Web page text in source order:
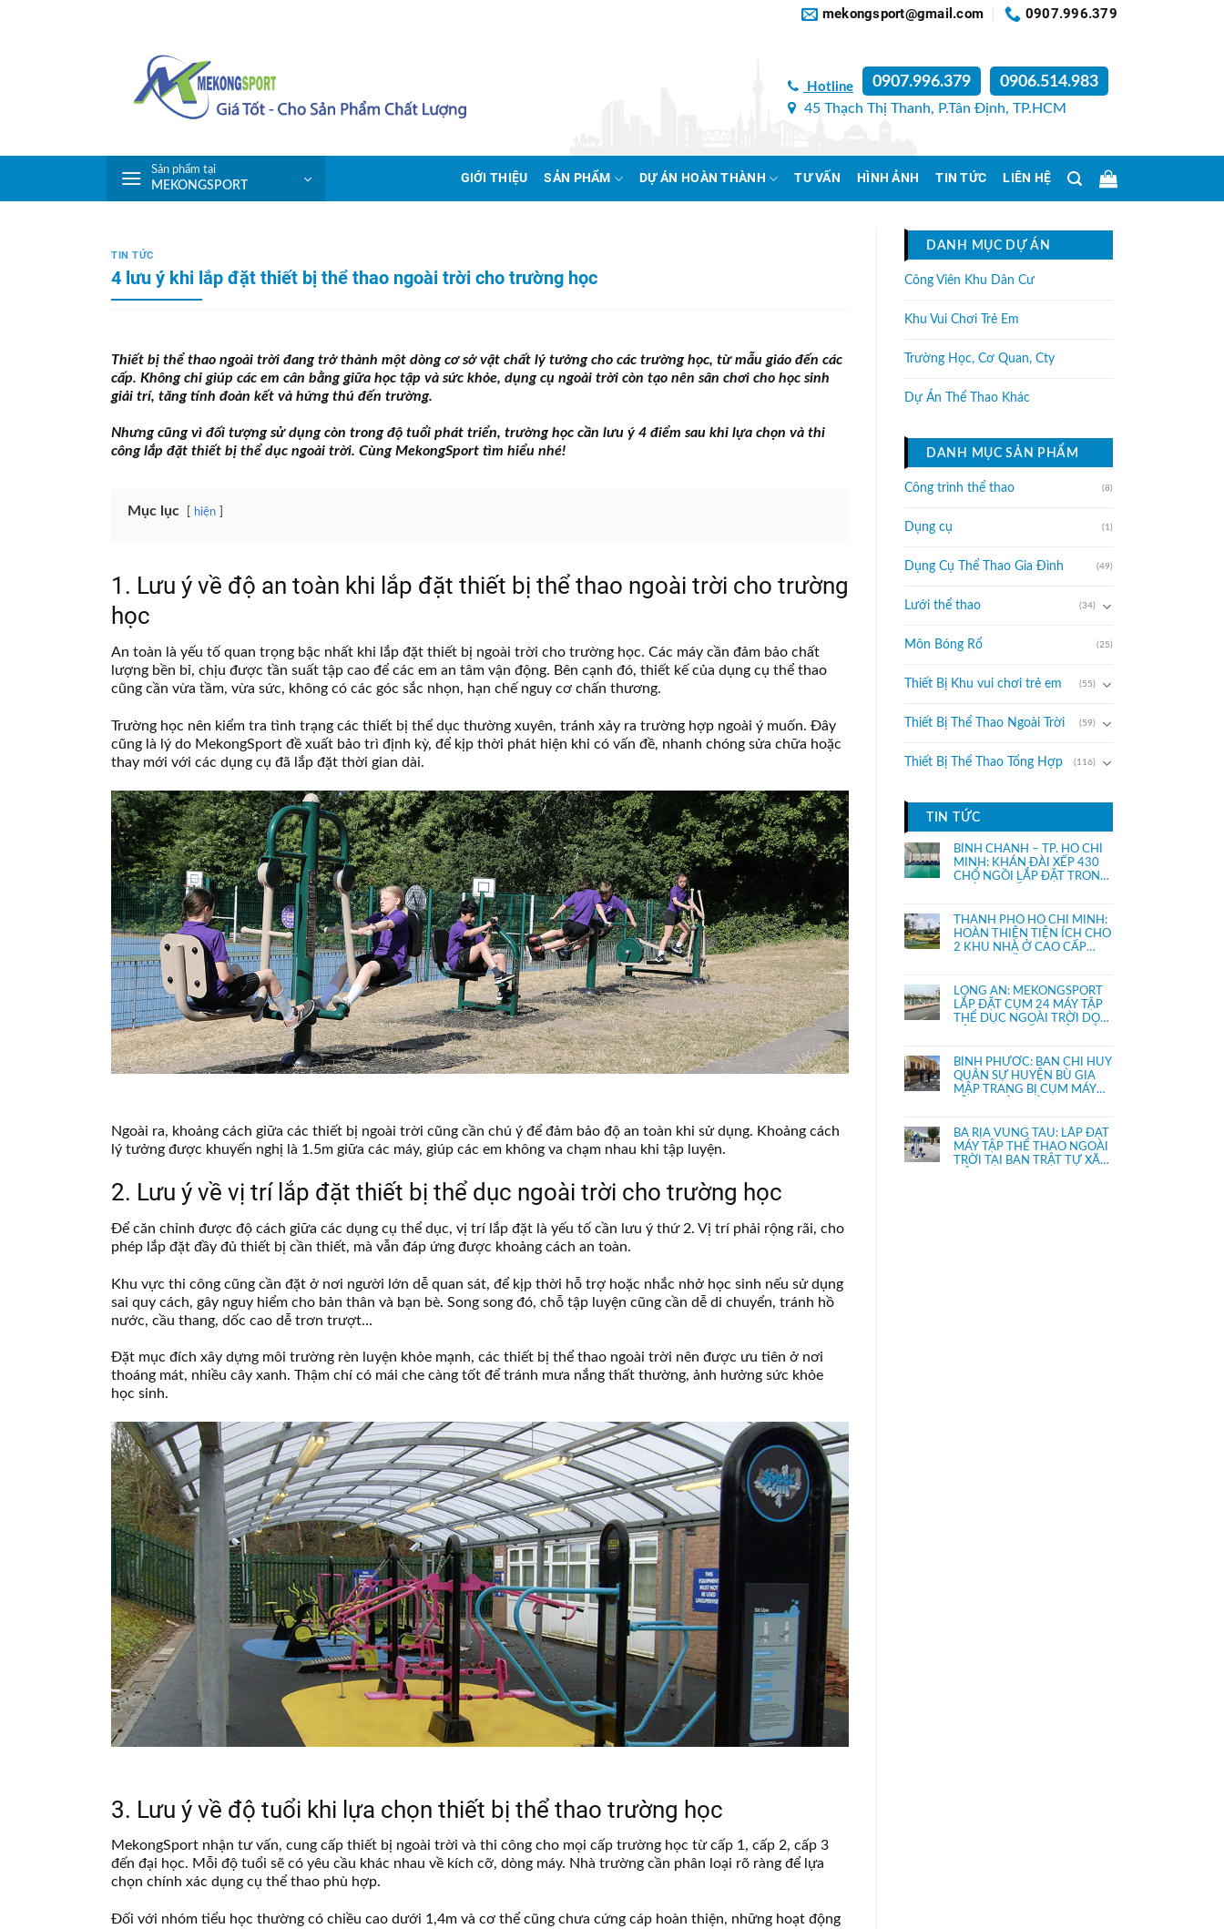
mekongsport@gmail.com 0907.996.379
Hotline 0907.996.379 0906.514.983
45 Thạch Thị Thanh, P.Tân Định, TP.HCM
Sản phẩm tại
MEKONGSPORT GIỚI THIỆU SẢN PHẨM DỰ ÁN HOÀN THÀNH TƯ VẤN HÌNH ẢNH TIN TỨC LIÊN HỆ
TIN TỨC
4 lưu ý khi lắp đặt thiết bị thể thao ngoài trời cho trường học
Thiết bị thể thao ngoài trời đang trở thành một dòng cơ sở vật chất lý tưởng cho các trường học, từ mẫu giáo đến các
cấp. Không chỉ giúp các em cân bằng giữa học tập và sức khỏe, dụng cụ ngoài trời còn tạo nên sân chơi cho học sinh
giải trí, tăng tính đoàn kết và hứng thú đến trường.
Nhưng cũng vì đối tượng sử dụng còn trong độ tuổi phát triển, trường học cần lưu ý 4 điểm sau khi lựa chọn và thi
công lắp đặt thiết bị thể dục ngoài trời. Cùng MekongSport tìm hiểu nhé!
Mục lục hiện
1. Lưu ý về độ an toàn khi lắp đặt thiết bị thể thao ngoài trời cho trường
học
An toàn là yếu tố quan trọng bậc nhất khi lắp đặt thiết bị ngoài trời cho trường học. Các máy cần đảm bảo chất
lượng bền bỉ, chịu được tần suất tập cao để các em an tâm vận động. Bên cạnh đó, thiết kế của dụng cụ thể thao
cũng cần vừa tầm, vừa sức, không có các góc sắc nhọn, hạn chế nguy cơ chấn thương.
Trường học nên kiểm tra tình trạng các thiết bị thể dục thường xuyên, tránh xảy ra trường hợp ngoài ý muốn. Đây
cũng là lý do MekongSport đề xuất bảo trì định kỳ, để kịp thời phát hiện khi có vấn đề, nhanh chóng sửa chữa hoặc
thay mới với các dụng cụ đã lắp đặt thời gian dài.
Ngoài ra, khoảng cách giữa các thiết bị ngoài trời cũng cần chú ý để đảm bảo độ an toàn khi sử dụng. Khoảng cách
lý tưởng được khuyến nghị là 1.5m giữa các máy, giúp các em không va chạm nhau khi tập luyện.
2. Lưu ý về vị trí lắp đặt thiết bị thể dục ngoài trời cho trường học
Để căn chỉnh được độ cách giữa các dụng cụ thể dục, vị trí lắp đặt là yếu tố cần lưu ý thứ 2. Vị trí phải rộng rãi, cho
phép lắp đặt đầy đủ thiết bị cần thiết, mà vẫn đáp ứng được khoảng cách an toàn.
Khu vực thi công cũng cần đặt ở nơi người lớn dễ quan sát, để kịp thời hỗ trợ hoặc nhắc nhở học sinh nếu sử dụng
sai quy cách, gây nguy hiểm cho bản thân và bạn bè. Song song đó, chỗ tập luyện cũng cần dễ di chuyển, tránh hồ
nước, cầu thang, dốc cao dễ trơn trượt…
Đặt mục đích xây dựng môi trường rèn luyện khỏe mạnh, các thiết bị thể thao ngoài trời nên được ưu tiên ở nơi
thoáng mát, nhiều cây xanh. Thậm chí có mái che càng tốt để tránh mưa nắng thất thường, ảnh hưởng sức khỏe
học sinh.
3. Lưu ý về độ tuổi khi lựa chọn thiết bị thể thao trường học
MekongSport nhận tư vấn, cung cấp thiết bị ngoài trời và thi công cho mọi cấp trường học từ cấp 1, cấp 2, cấp 3
đến đại học. Mỗi độ tuổi sẽ có yêu cầu khác nhau về kích cỡ, dòng máy. Nhà trường cần phân loại rõ ràng để lựa
chọn chính xác dụng cụ thể thao phù hợp.
Đối với nhóm tiểu học thường có chiều cao dưới 1,4m và cơ thể cũng chưa cứng cáp hoàn thiện, những hoạt động
DANH MỤC DỰ ÁN
Công Viên Khu Dân Cư
Khu Vui Chơi Trẻ Em
Trường Học, Cơ Quan, Cty
Dự Án Thể Thao Khác
DANH MỤC SẢN PHẨM
Công trình thể thao (8)
Dụng cụ (1)
Dụng Cụ Thể Thao Gia Đình (49)
Lưới thể thao (34)
Môn Bóng Rổ (25)
Thiết Bị Khu vui chơi trẻ em (55)
Thiết Bị Thể Thao Ngoài Trời (59)
Thiết Bị Thể Thao Tổng Hợp (116)
TIN TỨC
BÌNH CHÁNH – TP. HỒ CHÍ
MINH: KHÁN ĐÀI XẾP 430
CHỔ NGỒI LẮP ĐẶT TRONG
THÀNH PHỐ HỒ CHÍ MINH:
HOÀN THIỆN TIỆN ÍCH CHO
2 KHU NHÀ Ở CAO CẤP
LONG AN: MEKONGSPORT
LẮP ĐẶT CỤM 24 MÁY TẬP
THỂ DỤC NGOÀI TRỜI DỌC
BÌNH PHƯỚC: BAN CHỈ HUY
QUÂN SỰ HUYỆN BÙ GIA
MẬP TRANG BỊ CỤM MÁY
BÀ RỊA VŨNG TÀU: LẮP ĐẶT
MÁY TẬP THỂ THAO NGOÀI
TRỜI TẠI BAN TRẬT TỰ XÃ